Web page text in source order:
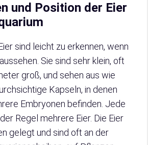
und Position der Eier
sind leicht zu erkennen, wenn
Sie sind sehr klein, oft
groß, und sehen aus wie
Kapseln, in denen
Embryonen befinden. Jede
Regel mehrere Eier. Die Eier
gelegt und sind oft an der